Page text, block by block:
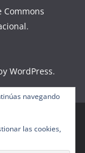
Commons
.
WordPress.
navegando
las cookies,